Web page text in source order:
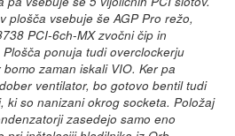
plošča vsebuje še AGP Pro režo,
PCI-6ch-MX zvočni čip in
ponuja tudi overclockerju
zaman iskali VIO. Ker pa
ventilator, bo gotovo bentil tudi
ki so nanizani okrog socketa. Položaj
zasedejo samo eno